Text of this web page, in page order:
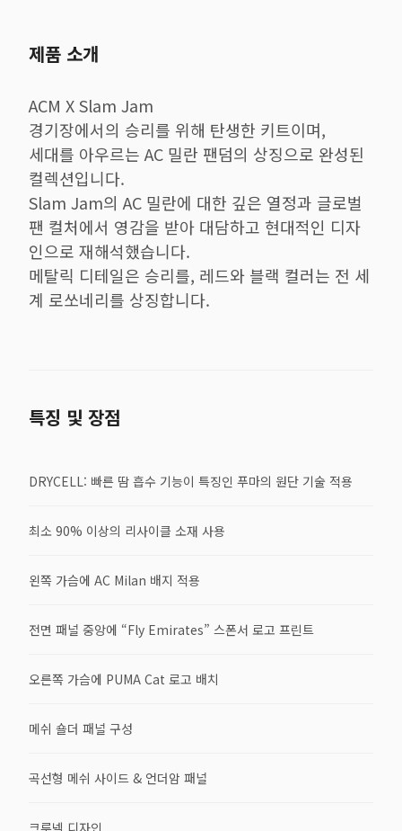
제품 소개
ACM X Slam Jam
경기장에서의 승리를 위해 탄생한 키트이며,
세대를 아우르는 AC 밀란 팬덤의 상징으로 완성된
컬렉션입니다.
Slam Jam의 AC 밀란에 대한 깊은 열정과 글로벌
팬 컬처에서 영감을 받아 대담하고 현대적인 디자
인으로 재해석했습니다.
메탈릭 디테일은 승리를, 레드와 블랙 컬러는 전 세
계 로쏘네리를 상징합니다.
특징 및 장점
DRYCELL: 빠른 땀 흡수 기능이 특징인 푸마의 원단 기술 적용
최소 90% 이상의 리사이클 소재 사용
왼쪽 가슴에 AC Milan 배지 적용
전면 패널 중앙에 “Fly Emirates” 스폰서 로고 프린트
오른쪽 가슴에 PUMA Cat 로고 배치
메쉬 숄더 패널 구성
곡선형 메쉬 사이드 & 언더암 패널
크루넥 디자인